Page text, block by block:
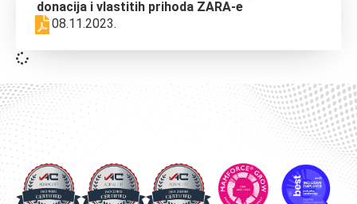
donacija i vlastitih prihoda ZARA-e
08.11.2023.